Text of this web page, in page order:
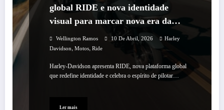
global RIDE e nova identidade
visual para marcar nova era da
marca
Wellington Ramos 10 De Abril, 2026
Harley
Davidson, Motos, Ride
Harley-Davidson apresenta RIDE, nova plataforma global
que redefine identidade e celebra o espírito de pilotar…
Ler mais